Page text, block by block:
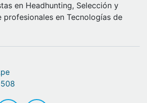
en Headhunting, Selección y
profesionales en Tecnologías de